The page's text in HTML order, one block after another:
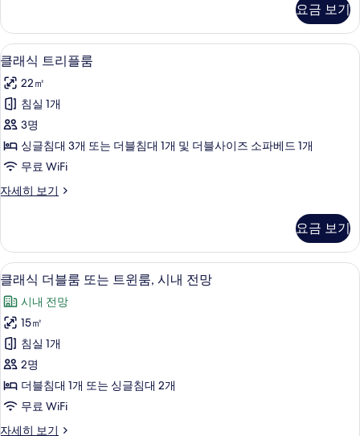
윈
룸
사
진
모
두
보
기
블
룸
또
트
윈
자
세
히
보
기
요금 보기
클
래
식
트
리
플
룸
사
모
두
보
기
클래식 트리플룸 | 미니바, 객실 내 금
4
클래식 트리플룸
22㎡
침실 1개
3명
싱글침대 3개 또는 더블침대 1개 및 더블사이즈 소파베드 1개
무료 WiFi
자세히 보기
클
리
플
룸
세
히
보
기
요금 보기
클
래
식
더
블
룸
또
는
클래식 더블룸 또는 트윈룸, 시내 전망
7
클래식 더블룸 또는 트윈룸, 시내 전망
시내 전망
15㎡
침실 1개
2명
더블침대 1개 또는 싱글침대 2개
무료 WiFi
자세히 보기
클